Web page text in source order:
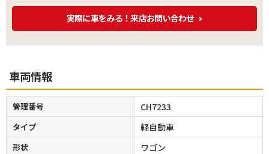
実際に車をみる！来店お問い合わせ
車両情報
管理番号 CH7233
タイプ 軽自動車
形状 ワゴン